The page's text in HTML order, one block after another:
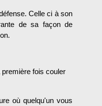
Celle ci à son
de sa façon de
fois couler
où quelqu'un vous